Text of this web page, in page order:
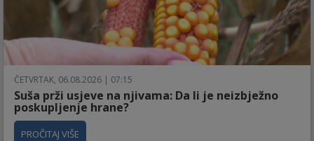
ČETVRTAK, 06.08.2026 | 07:15
Suša prži usjeve na njivama: Da li je neizbježno
poskupljenje hrane?
PROČITAJ VIŠE